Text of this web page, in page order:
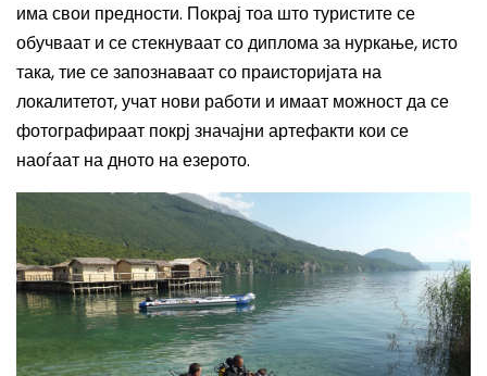
има свои предности. Покрај тоа што туристите се
обучваат и се стекнуваат со диплома за нуркање, исто
така, тие се запознаваат со праисторијата на
локалитетот, учат нови работи и имаат можност да се
фотографираат покрј значајни артефакти кои се
наоѓаат на дното на езерото.